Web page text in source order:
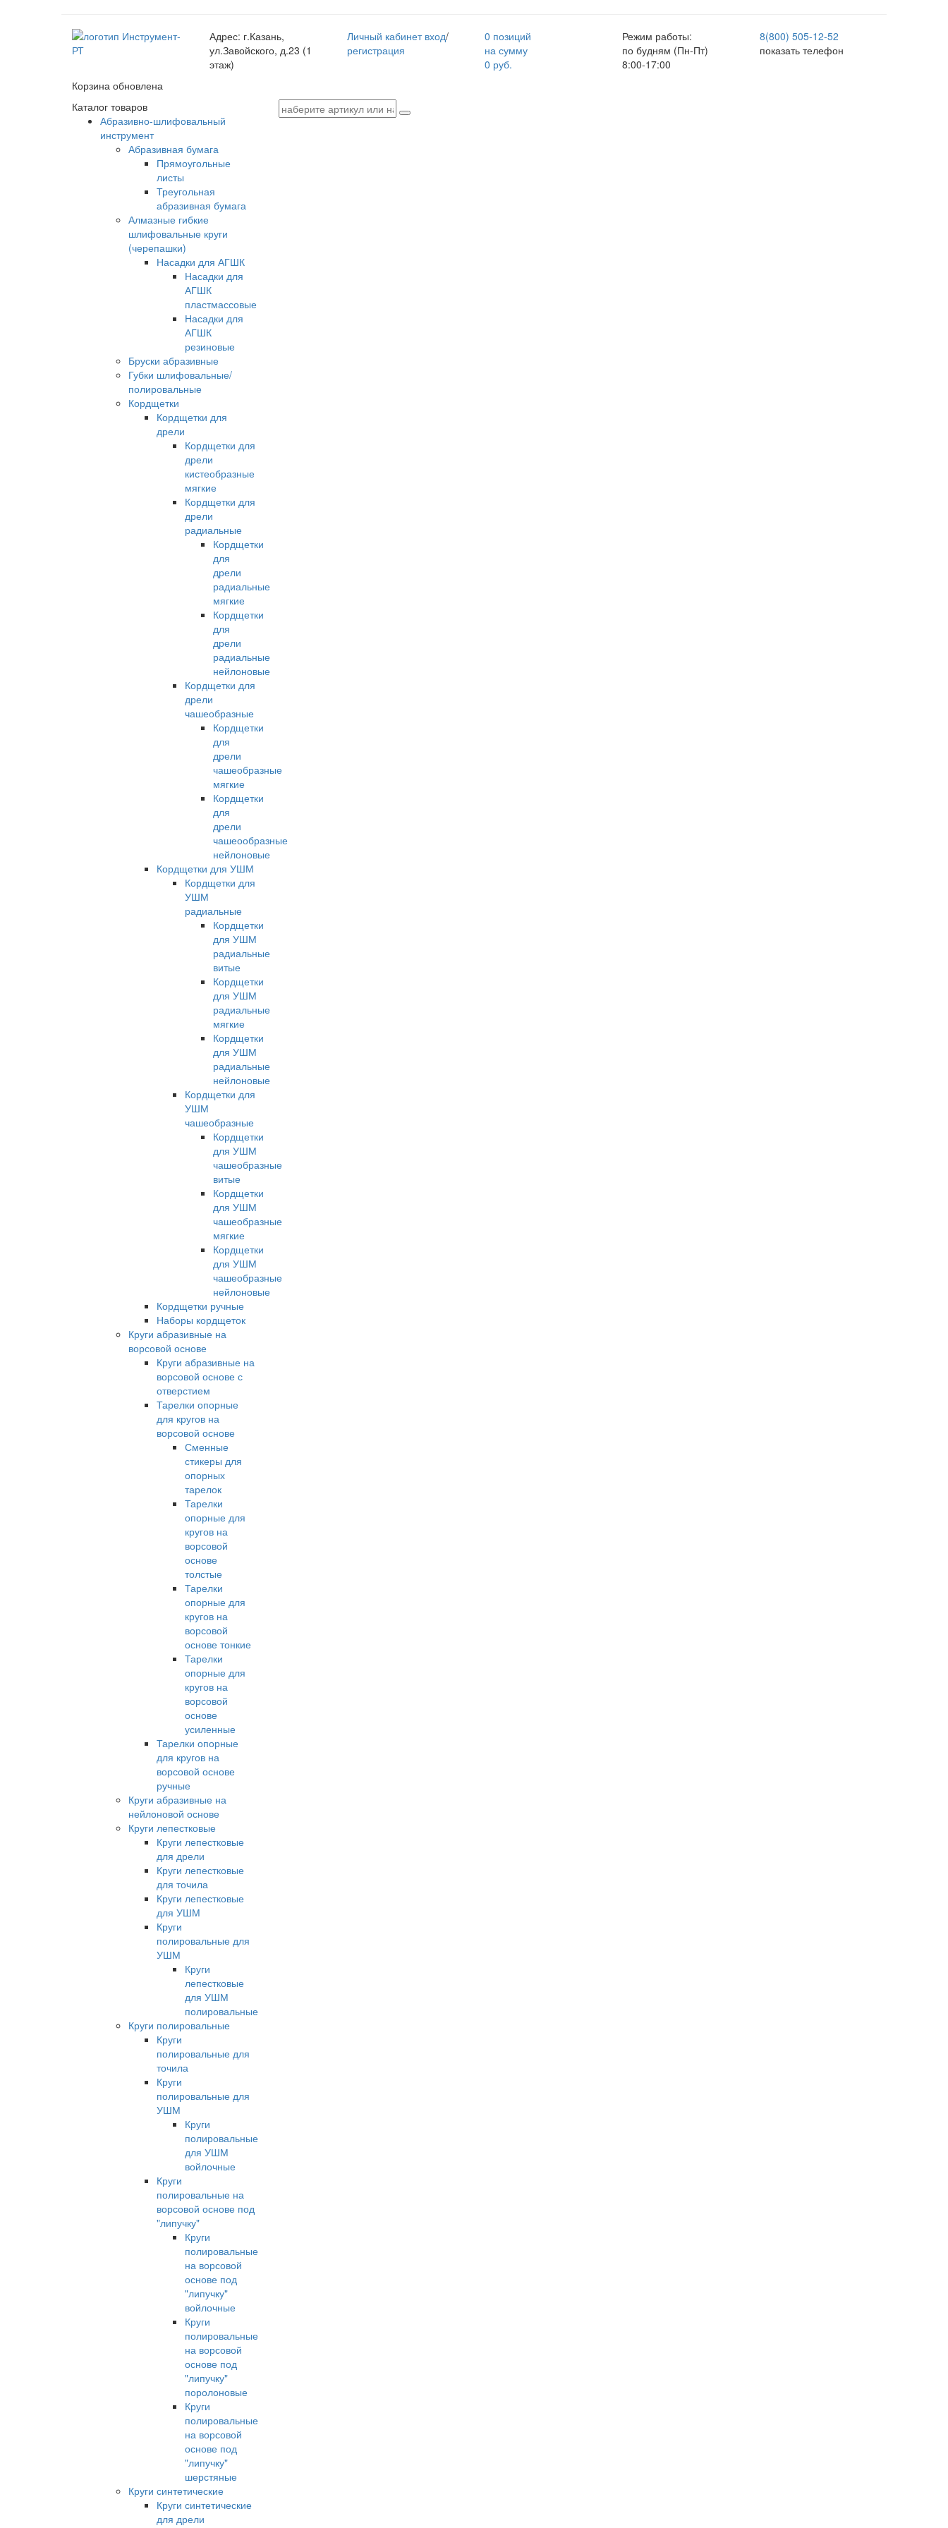
Адрес: г.Казань,
ул.Завойского, д.23 (1
этаж)
Личный кабинет вход/
регистрация
0 позиций
на сумму
0 руб.
Режим работы:
по будням (Пн-Пт)
8:00-17:00
8(800) 505-12-52
показать телефон
Корзина обновлена
Каталог товаров
Абразивно-шлифовальный
инструмент
Абразивная бумага
Прямоугольные
листы
Треугольная
абразивная бумага
Алмазные гибкие
шлифовальные круги
(черепашки)
Насадки для АГШК
Насадки для
АГШК
пластмассовые
Насадки для
АГШК
резиновые
Бруски абразивные
Губки шлифовальные/
полировальные
Кордщетки
Кордщетки для
дрели
Кордщетки для
дрели
кистеобразные
мягкие
Кордщетки для
дрели
радиальные
Кордщетки
для
дрели
радиальные
мягкие
Кордщетки
для
дрели
радиальные
нейлоновые
Кордщетки для
дрели
чашеобразные
Кордщетки
для
дрели
чашеобразные
мягкие
Кордщетки
для
дрели
чашеообразные
нейлоновые
Кордщетки для УШМ
Кордщетки для
УШМ
радиальные
Кордщетки
для УШМ
радиальные
витые
Кордщетки
для УШМ
радиальные
мягкие
Кордщетки
для УШМ
радиальные
нейлоновые
Кордщетки для
УШМ
чашеобразные
Кордщетки
для УШМ
чашеобразные
витые
Кордщетки
для УШМ
чашеобразные
мягкие
Кордщетки
для УШМ
чашеобразные
нейлоновые
Кордщетки ручные
Наборы кордщеток
Круги абразивные на
ворсовой основе
Круги абразивные на
ворсовой основе с
отверстием
Тарелки опорные
для кругов на
ворсовой основе
Сменные
стикеры для
опорных
тарелок
Тарелки
опорные для
кругов на
ворсовой
основе
толстые
Тарелки
опорные для
кругов на
ворсовой
основе тонкие
Тарелки
опорные для
кругов на
ворсовой
основе
усиленные
Тарелки опорные
для кругов на
ворсовой основе
ручные
Круги абразивные на
нейлоновой основе
Круги лепестковые
Круги лепестковые
для дрели
Круги лепестковые
для точила
Круги лепестковые
для УШМ
Круги
полировальные для
УШМ
Круги
лепестковые
для УШМ
полировальные
Круги полировальные
Круги
полировальные для
точила
Круги
полировальные для
УШМ
Круги
полировальные
для УШМ
войлочные
Круги
полировальные на
ворсовой основе под
"липучку"
Круги
полировальные
на ворсовой
основе под
"липучку"
войлочные
Круги
полировальные
на ворсовой
основе под
"липучку"
поролоновые
Круги
полировальные
на ворсовой
основе под
"липучку"
шерстяные
Круги синтетические
Круги синтетические
для дрели